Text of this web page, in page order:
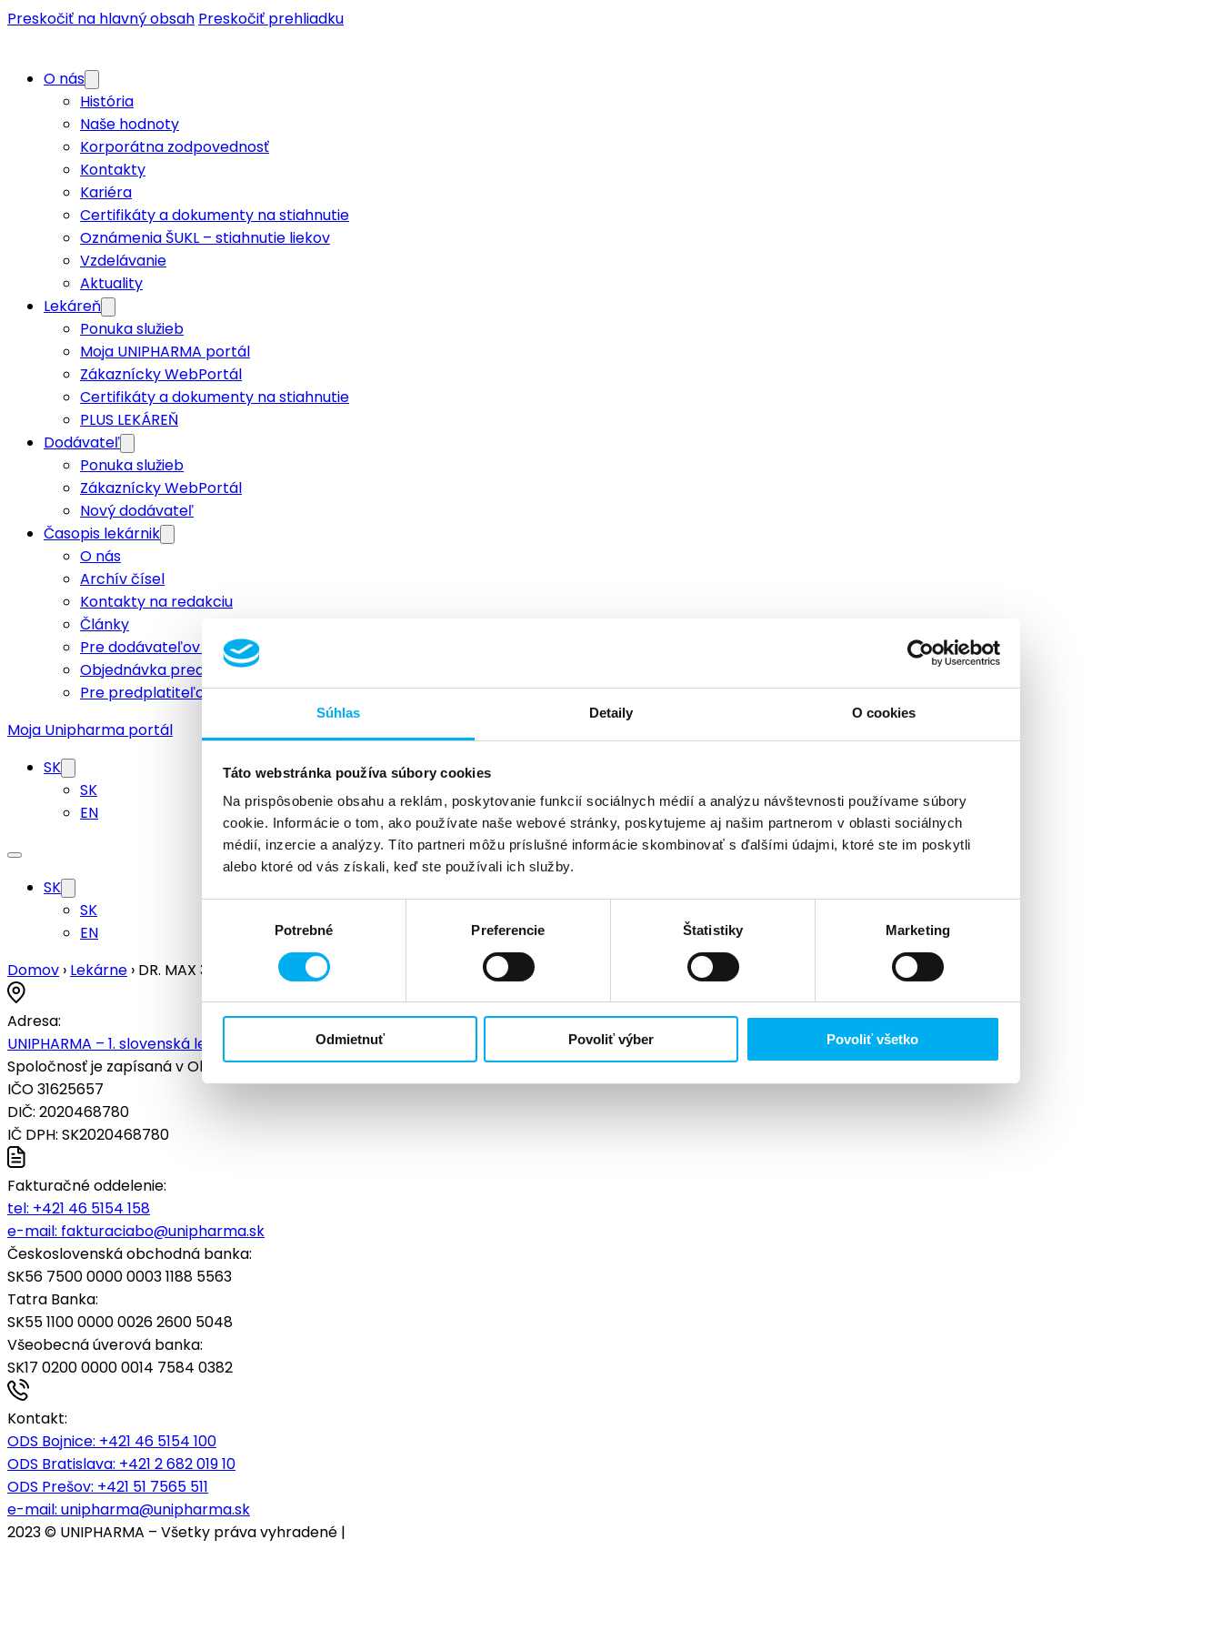
Súhlas Detaily O cookies
Táto webstránka používa súbory cookies
Na prispôsobenie obsahu a reklám, poskytovanie funkcií sociálnych médií a analýzu návštevnosti používame súbory
cookie. Informácie o tom, ako používate naše webové stránky, poskytujeme aj našim partnerom v oblasti sociálnych
médií, inzercie a analýzy. Títo partneri môžu príslušné informácie skombinovať s ďalšími údajmi, ktoré ste im poskytli
alebo ktoré od vás získali, keď ste používali ich služby.
Potrebné Preferencie Štatistiky Marketing
Odmietnuť Povoliť výber Povoliť všetko
Preskočiť na hlavný obsah Preskočiť prehliadku
O nás
História
Naše hodnoty
Korporátna zodpovednosť
Kontakty
Kariéra
Certifikáty a dokumenty na stiahnutie
Oznámenia ŠUKL – stiahnutie liekov
Vzdelávanie
Aktuality
Lekáreň
Ponuka služieb
Moja UNIPHARMA portál
Zákaznícky WebPortál
Certifikáty a dokumenty na stiahnutie
PLUS LEKÁREŇ
Dodávateľ
Ponuka služieb
Zákaznícky WebPortál
Nový dodávateľ
Časopis lekárnik
O nás
Archív čísel
Kontakty na redakciu
Články
Pre dodávateľov a inzerentov
Objednávka predplatného
Pre predplatiteľov
Moja Unipharma portál
SK
SK
EN
SK
SK
EN
Domov › Lekárne › DR. MAX 357
O nás
Lekáreň
Dodávateľ
Časopis lekárnik
Moja Unipharma portál
Adresa:
UNIPHARMA – 1. slovenská lekárnická akciová spoločnosť, Opatovská cesta 4, 972 01 Bojnice
Spoločnosť je zapísaná v Obchodnom registri Okresného súdu Trenčín, oddiel: Sa, vložka číslo 272/R
IČO 31625657
DIČ: 2020468780
IČ DPH: SK2020468780
Fakturačné oddelenie:
tel: +421 46 5154 158
e-mail: fakturaciabo@unipharma.sk
Československá obchodná banka:
SK56 7500 0000 0003 1188 5563
Tatra Banka:
SK55 1100 0000 0026 2600 5048
Všeobecná úverová banka:
SK17 0200 0000 0014 7584 0382
Kontakt:
ODS Bojnice: +421 46 5154 100
ODS Bratislava: +421 2 682 019 10
ODS Prešov: +421 51 7565 511
e-mail: unipharma@unipharma.sk
2023 © UNIPHARMA – Všetky práva vyhradené |